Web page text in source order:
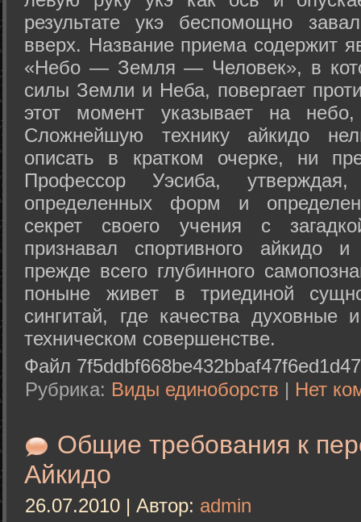
результате укэ беспомощно
вверх. Название приема содержит
«Небо — Земля — Человек», в
силы Земли и Неба, повергает
этот момент указывает на
Сложнейшую технику айкидо
описать в кратком очерке, ни
Профессор Уэсиба,
определенных форм и
секрет своего учения с
признавал спортивного айкидо
прежде всего глубинного
поныне живет в триединой
сингитай, где качества духовные
техническом совершенстве.
Файл
Рубрика: Виды единоборств | Нет
Общие требования к
Айкидо
26.07.2010 | Автор: admin